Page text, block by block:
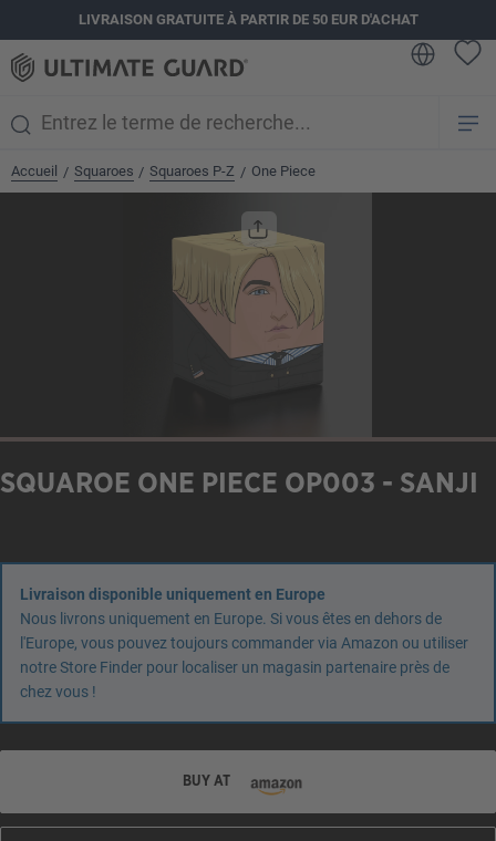
principalLIVRAISON GRATUITE À PARTIR DE 50 EUR D'ACHAT
Accueil / Squaroes / Squaroes P-Z / One Piece
SQUAROE ONE PIECE OP003 - SANJI
Livraison disponible uniquement en Europe
Nous livrons uniquement en Europe. Si vous êtes en dehors de
l'Europe, vous pouvez toujours commander via Amazon ou utiliser
notre Store Finder pour localiser un magasin partenaire près de
chez vous !
BUY AT